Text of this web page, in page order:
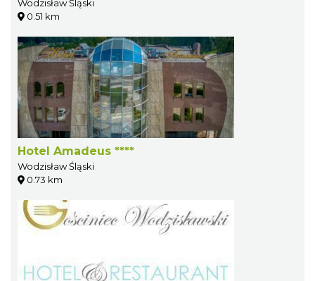
Wodzisław Śląski
0.51 km
Hotel Amadeus ****
Wodzisław Śląski
0.73 km